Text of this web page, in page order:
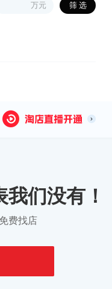
万元
们没有！
费找店